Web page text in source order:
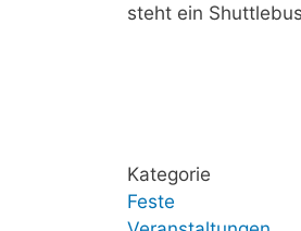
steht ein
Kategorie
Feste